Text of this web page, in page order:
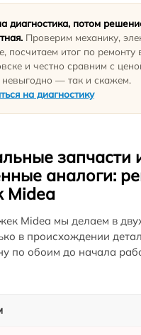
диагностика, потом
Проверим механику,
посчитаем итог по ремонту
и честно сравним с
невыгодно — так и скажем.
на диагностику
запчасти
аналоги:
Midea
Midea мы делаем в
в происхождении
по обоим до начала